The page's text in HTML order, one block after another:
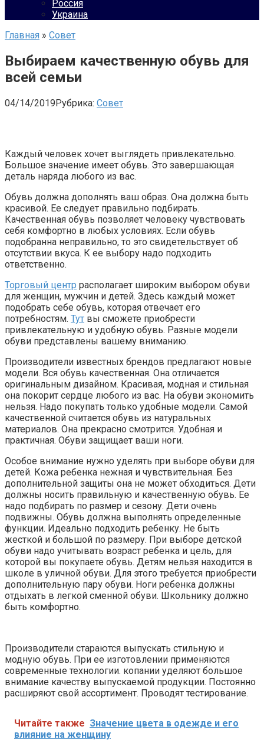
Россия
Украина
Главная » Совет
Выбираем качественную обувь для
всей семьи
04/14/2019Рубрика: Совет
Каждый человек хочет выглядеть привлекательно.
Большое значение имеет обувь. Это завершающая
деталь наряда любого из вас.
Обувь должна дополнять ваш образ. Она должна быть
красивой. Ее следует правильно подбирать.
Качественная обувь позволяет человеку чувствовать
себя комфортно в любых условиях. Если обувь
подобранна неправильно, то это свидетельствует об
отсутствии вкуса. К ее выбору надо подходить
ответственно.
Торговый центр располагает широким выбором обуви
для женщин, мужчин и детей. Здесь каждый может
подобрать себе обувь, которая отвечает его
потребностям. Тут вы сможете приобрести
привлекательную и удобную обувь. Разные модели
обуви представлены вашему вниманию.
Производители известных брендов предлагают новые
модели. Вся обувь качественная. Она отличается
оригинальным дизайном. Красивая, модная и стильная
она покорит сердце любого из вас. На обуви экономить
нельзя. Надо покупать только удобные модели. Самой
качественной считается обувь из натуральных
материалов. Она прекрасно смотрится. Удобная и
практичная. Обуви защищает ваши ноги.
Особое внимание нужно уделять при выборе обуви для
детей. Кожа ребенка нежная и чувствительная. Без
дополнительной защиты она не может обходиться. Дети
должны носить правильную и качественную обувь. Ее
надо подбирать по размер и сезону. Дети очень
подвижны. Обувь должна выполнять определенные
функции. Идеально подходить ребенку. Не быть
жесткой и большой по размеру. При выборе детской
обуви надо учитывать возраст ребенка и цель, для
которой вы покупаете обувь. Детям нельзя находится в
школе в уличной обуви. Для этого требуется приобрести
дополнительную пару обуви. Ноги ребенка должны
отдыхать в легкой сменной обуви. Школьнику должно
быть комфортно.
Производители стараются выпускать стильную и
модную обувь. При ее изготовлении применяются
современные технологии. копании уделяют большое
внимание качеству выпускаемой продукции. Постоянно
расширяют свой ассортимент. Проводят тестирование.
Читайте также Значение цвета в одежде и его
влияние на женщину